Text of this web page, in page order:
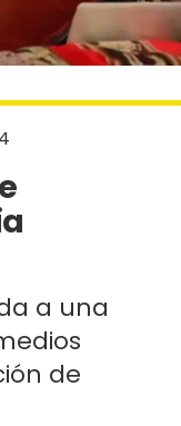
a una
de